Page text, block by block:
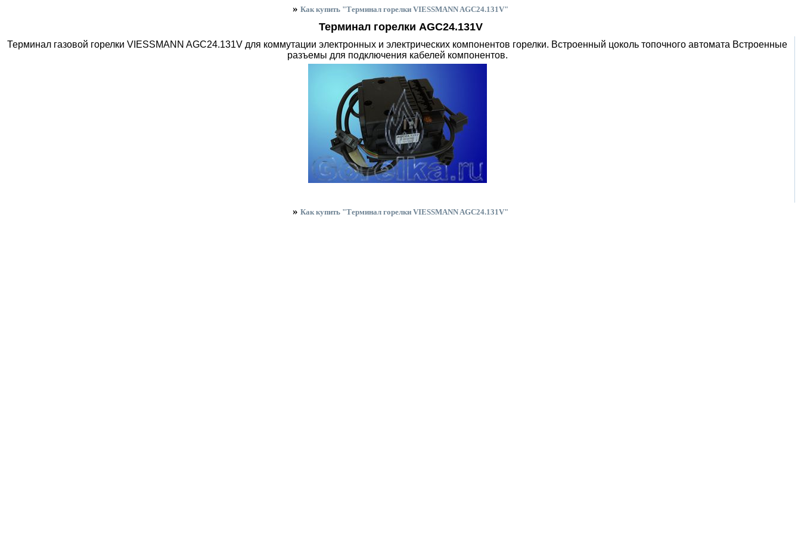
» Как купить "Терминал горелки VIESSMANN AGC24.131V"
Терминал горелки AGC24.131V
Терминал газовой горелки VIESSMANN AGC24.131V для коммутации электронных и электрических компонентов горелки. Встроенный цоколь топочного автомата Вcтроенные
разъемы для подключения кабелей компонентов.
» Как купить "Терминал горелки VIESSMANN AGC24.131V"